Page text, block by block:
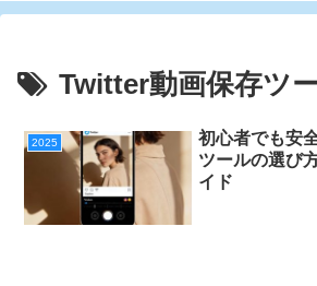
Twitter動画保存ツ
2025
初心者でも安
ツールの選び
イド